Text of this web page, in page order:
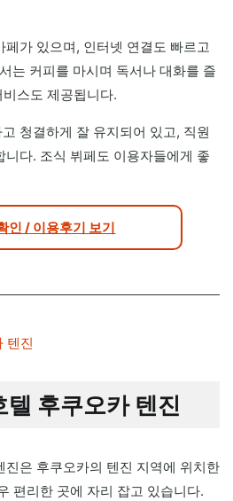
가 있으며, 인터넷 연결도 빠르고
는 커피를 마시며 독서나 대화를 즐
스도 제공됩니다.
청결하게 잘 유지되어 있고, 직원
다. 조식 뷔페도 이용자들에게 좋
인 / 이용후기 보기
텔 후쿠오카 텐진
진은 후쿠오카의 텐진 지역에 위치한
편리한 곳에 자리 잡고 있습니다.